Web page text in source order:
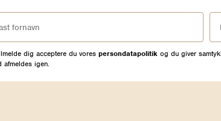
dig acceptere du vores persondatapolitik og du giver
afmeldes igen.